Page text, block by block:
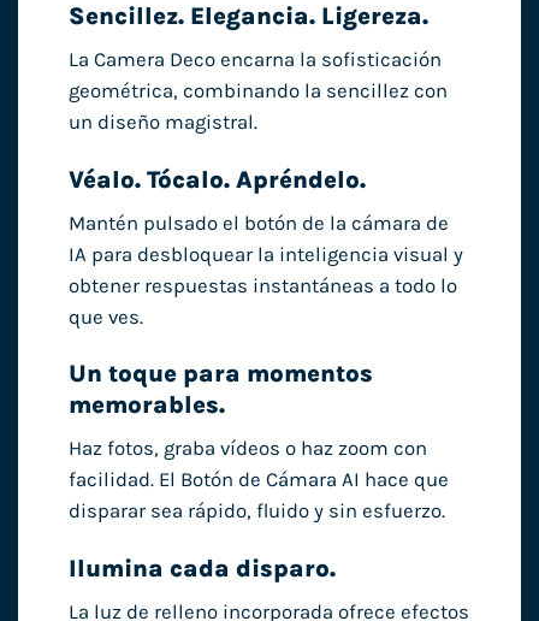
Sencillez. Elegancia. Ligereza.
La Camera Deco encarna la sofisticación
geométrica, combinando la sencillez con
un diseño magistral.
Véalo. Tócalo. Apréndelo.
Mantén pulsado el botón de la cámara de
IA para desbloquear la inteligencia visual y
obtener respuestas instantáneas a todo lo
que ves.
Un toque para momentos
memorables.
Haz fotos, graba vídeos o haz zoom con
facilidad. El Botón de Cámara AI hace que
disparar sea rápido, fluido y sin esfuerzo.
Ilumina cada disparo.
La luz de relleno incorporada ofrece efectos